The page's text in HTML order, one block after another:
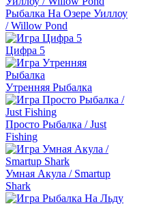
Рыбалка На Озере Уиллоу
/ Willow Pond
Цифра 5
Утренняя Рыбалка
Просто Рыбалка / Just
Fishing
Умная Акула / Smartup
Shark